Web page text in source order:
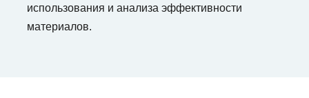
использования и анализа эффективности
материалов.